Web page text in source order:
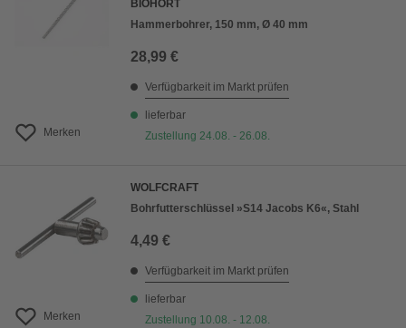
Merken
BIOHORT
Hammerbohrer, 150 mm, Ø 40 mm
28,99 €
Verfügbarkeit im Markt prüfen
lieferbar
Zustellung 24.08. - 26.08.
Merken
WOLFCRAFT
Bohrfutterschlüssel »S14 Jacobs K6«, Stahl
4,49 €
Verfügbarkeit im Markt prüfen
lieferbar
Zustellung 10.08. - 12.08.